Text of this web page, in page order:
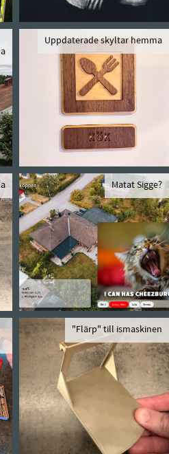
Uppdaterade skyltar hemma
Matat Sigge?
"Flärp" till ismaskinen